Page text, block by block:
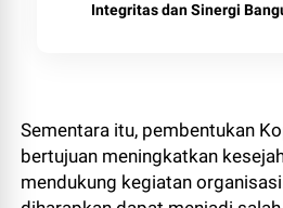
Integritas dan Sinergi
Sementara itu, pembentukan
bertujuan meningkatkan
mendukung kegiatan